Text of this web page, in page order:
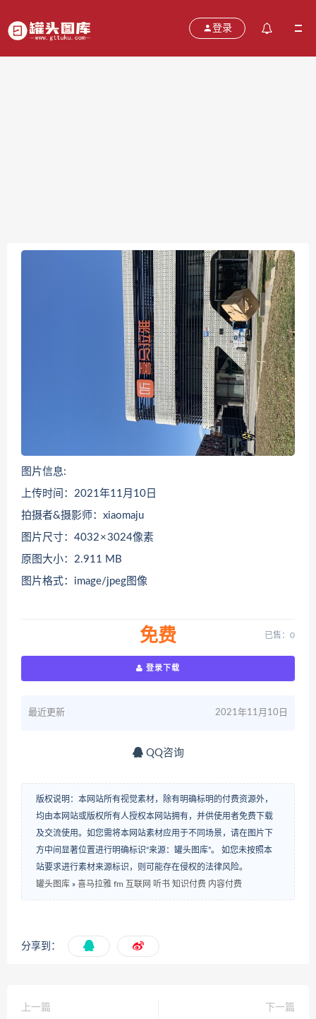
登录
图片信息:
上传时间：2021年11月10日
拍摄者&摄影师：xiaomaju
图片尺寸：4032 × 3024像素
原图大小：2.911 MB
图片格式：image/jpeg图像
免费 已售：0
登录下载
最近更新 2021年11月10日
QQ咨询
版权说明：本网站所有视觉素材，除有明确标明的付费资源外，
均由本网站或版权所有人授权本网站拥有，并供使用者免费下载
及交流使用。如您需将本网站素材应用于不同场景，请在图片下
方中间显著位置进行明确标识“来源：罐头图库”。 如您未按照本
站要求进行素材来源标识，则可能存在侵权的法律风险。
罐头图库 » 喜马拉雅 fm 互联网 听书 知识付费 内容付费
分享到：
上一篇
下一篇